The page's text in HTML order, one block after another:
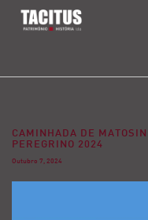
CAMINHADA DE
PEREGRINO 2024
Outubro 7, 2024